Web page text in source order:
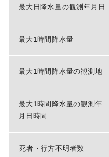
最大日降水量の観測年月日
最大1時間降水量
最大1時間降水量の観測地
最大1時間降水量の観測年
月日時間
死者・行方不明者数